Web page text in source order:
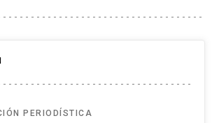
PERIODÍSTICA